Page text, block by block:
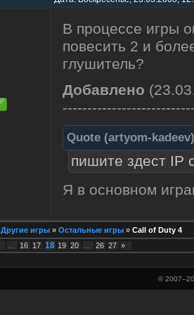
В процессе игры
повесить 2 и
глушитель?
Добавлено
Quote (artyom-kadeev)
пишите здест IP
Я в основном
Другие игры » Остальные игры » Call of Duty 4
16 17 18 19 20 26 27 »
© 2007–